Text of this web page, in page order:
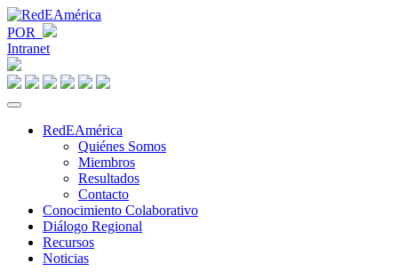
POR
Intranet
RedEAmérica
Quiénes Somos
Miembros
Resultados
Contacto
Conocimiento Colaborativo
Diálogo Regional
Recursos
Noticias